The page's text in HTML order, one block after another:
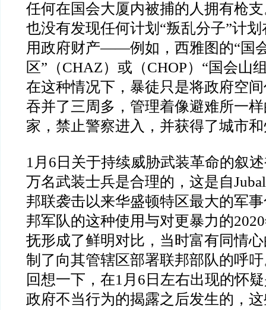
任何在国会大厦内被捕的人拥有枪
也没有发现任何计划 “叛乱分子”计划
用政府财产——例如，西雅图的“国
区” （CHAZ）或（CHOP） “国会山
在这种情况下，暴徒只是将政府空
吞并了三周多，管理着像避难所一
家，禁止警察进入，并获得了城市
1 月 6 日关于持续威胁武装革命的叙
万名武装士兵是合理的，这是自
邦联袭击以来华盛顿特区最大的军
邦军队的这种使用与对更暴力的2020
抚形成了鲜明对比，当时富有同情
制了向其管辖区部署联邦部队的呼
回想一下，在1 月 6 日左右出现的怀
政府不当行为的揭露之后发生的，